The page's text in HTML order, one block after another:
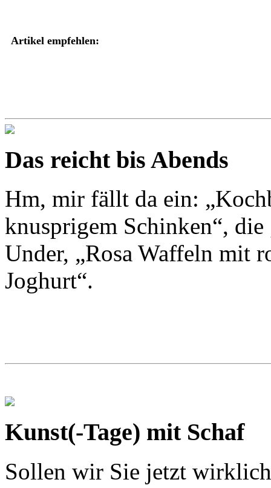
Artikel empfehlen:
Das reicht bis Abends
Hm, mir fällt da ein:
knusprigem Schinken“,
Under, „Rosa Waffeln mit
Joghurt“.
Kunst(-Tage) mit Schaf
Sollen wir Sie jetzt